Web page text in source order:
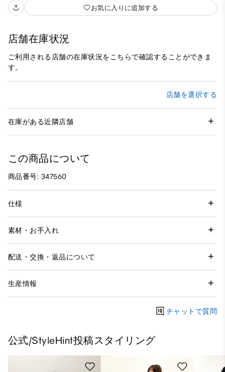
お気に入りに追加する
店舗在庫状況
ご利用される店舗の在庫状況をこちらで確認することができま
す。
店舗を選択する
在庫がある近隣店舗
この商品について
商品番号: 347560
仕様
素材・お手入れ
配送・交換・返品について
生産情報
チャットで質問
公式/StyleHint投稿スタイリング